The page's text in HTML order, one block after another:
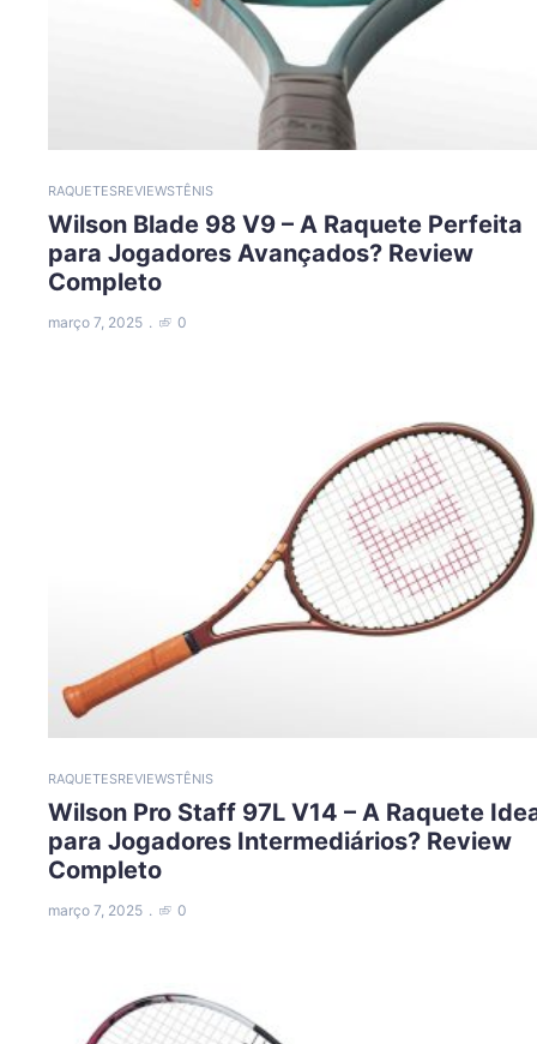
RAQUETESREVIEWSTÊNIS
Wilson Blade 98 V9 – A Raquete Perfeita
para Jogadores Avançados? Review
Completo
março 7, 2025 0
RAQUETESREVIEWSTÊNIS
Wilson Pro Staff 97L V14 – A Raquete
para Jogadores Intermediários? Review
Completo
março 7, 2025 0